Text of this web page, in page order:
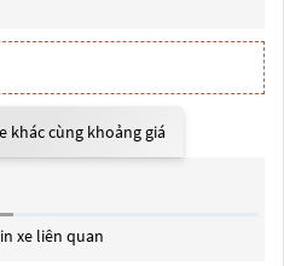
khác cùng khoảng giá
xe liên quan